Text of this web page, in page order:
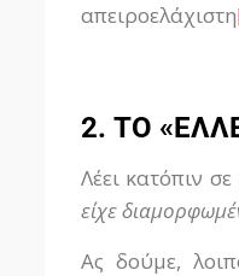
απειροελάχιστη
2. ΤΟ
Λέει κατόπιν
είχε
Ας δούμε,